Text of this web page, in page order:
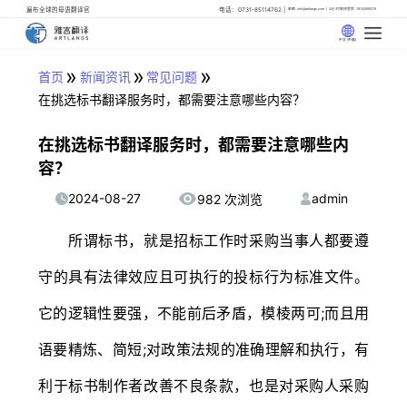
遍布全球的母语翻译官 电话：0731-85114762 邮箱: info@artlangs.com 24小时翻译管家: 18142666316
中文 (中国)
首页 » 新闻资讯» 常见问题 »
在挑选标书翻译服务时，都需要注意哪些内容？
在挑选标书翻译服务时，都需要注意哪些内
容？
2024-08-27 982 次浏览 admin
所谓标书，就是招标工作时采购当事人都要遵
守的具有法律效应且可执行的投标行为标准文件。
它的逻辑性要强，不能前后矛盾，模棱两可;而且用
语要精炼、简短;对政策法规的准确理解和执行，有
利于标书制作者改善不良条款，也是对采购人采购